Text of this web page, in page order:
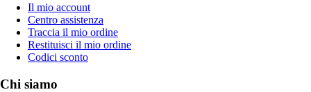
Il mio account
Centro assistenza
Traccia il mio ordine
Restituisci il mio ordine
Codici sconto
Chi siamo